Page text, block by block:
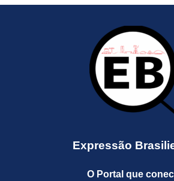
Expressão
O Portal que